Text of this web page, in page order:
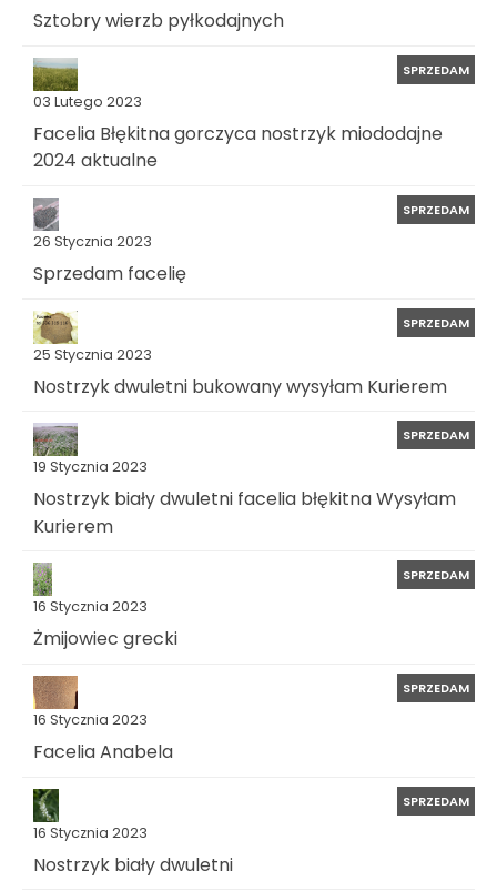
Sztobry wierzb pyłkodajnych
03 Lutego 2023
SPRZEDAM
Facelia Błękitna gorczyca nostrzyk miododajne
2024 aktualne
26 Stycznia 2023
SPRZEDAM
Sprzedam facelię
25 Stycznia 2023
SPRZEDAM
Nostrzyk dwuletni bukowany wysyłam Kurierem
19 Stycznia 2023
SPRZEDAM
Nostrzyk biały dwuletni facelia błękitna Wysyłam
Kurierem
16 Stycznia 2023
SPRZEDAM
Żmijowiec grecki
16 Stycznia 2023
SPRZEDAM
Facelia Anabela
16 Stycznia 2023
SPRZEDAM
Nostrzyk biały dwuletni